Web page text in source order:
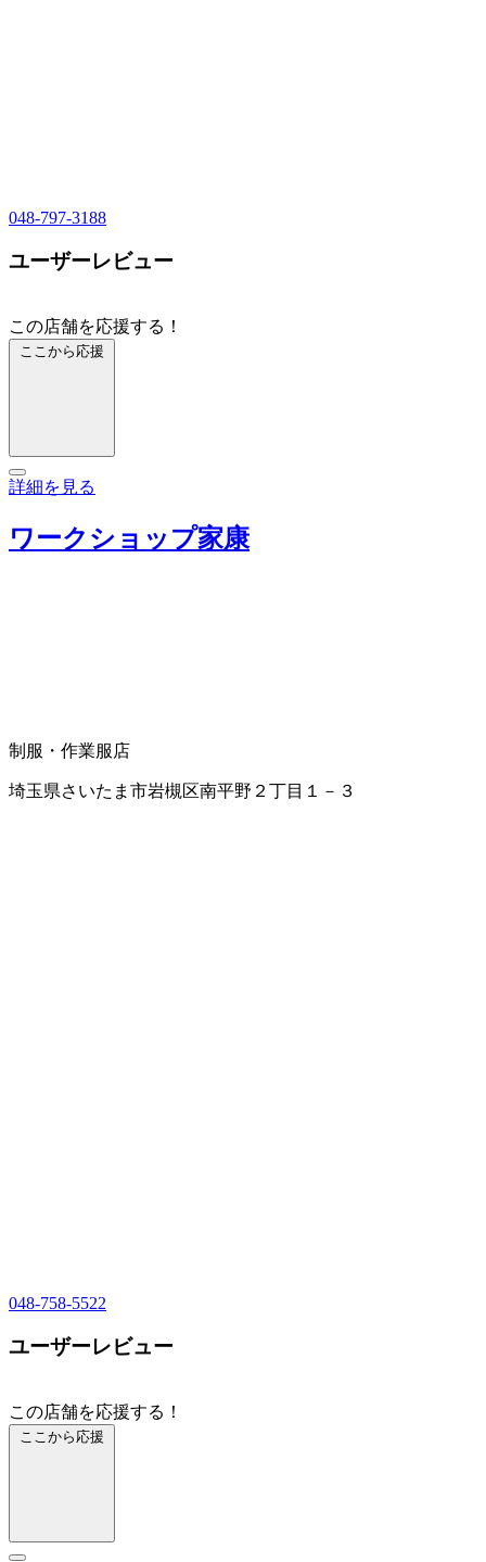
048-797-3188
ユーザーレビュー
この店舗を応援する！
ここから応援
詳細を見る
ワークショップ家康
制服・作業服店
埼玉県さいたま市岩槻区南平野２丁目１－３
048-758-5522
ユーザーレビュー
この店舗を応援する！
ここから応援